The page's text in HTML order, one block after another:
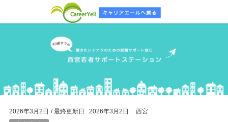
2026年3月2日 / 最終更新日 : 2026年3月2日
西宮